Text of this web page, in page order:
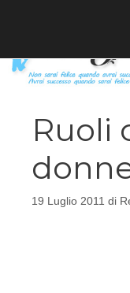
Ruoli
19 Luglio 2011 di